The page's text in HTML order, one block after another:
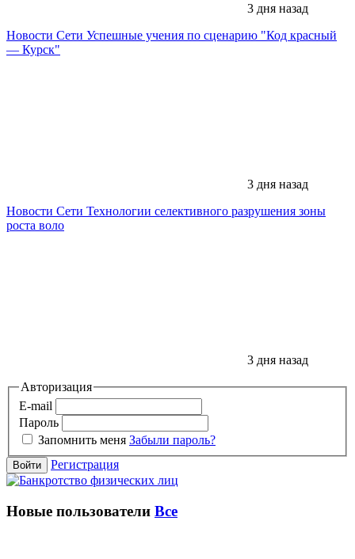
3 дня назад
Новости Сети Успешные учения по сценарию "Код красный
— Курск"
3 дня назад
Новости Сети Технологии селективного разрушения зоны
роста воло
3 дня назад
Авторизация
E-mail
Пароль
Запомнить меня Забыли пароль?
Войти Регистрация
Новые пользователи Все